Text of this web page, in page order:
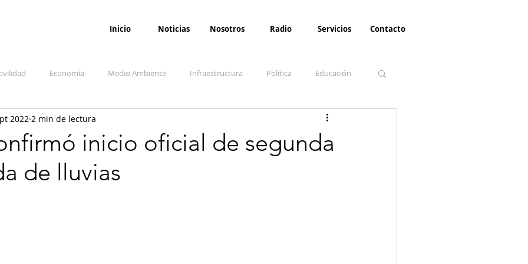
Inicio Noticias Nosotros Radio Servicios Contacto
Economía Medio Ambiente Infraestructura Política Educación
Salud Opinión Paz
y sociedad Denuncia Ciudadana
inicio oficial de segunda
de lluvias
2022 2 min de lectura